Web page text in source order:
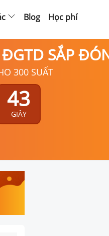
Blog Học phí
SẮP
300 SUẤT
43
GIÂY